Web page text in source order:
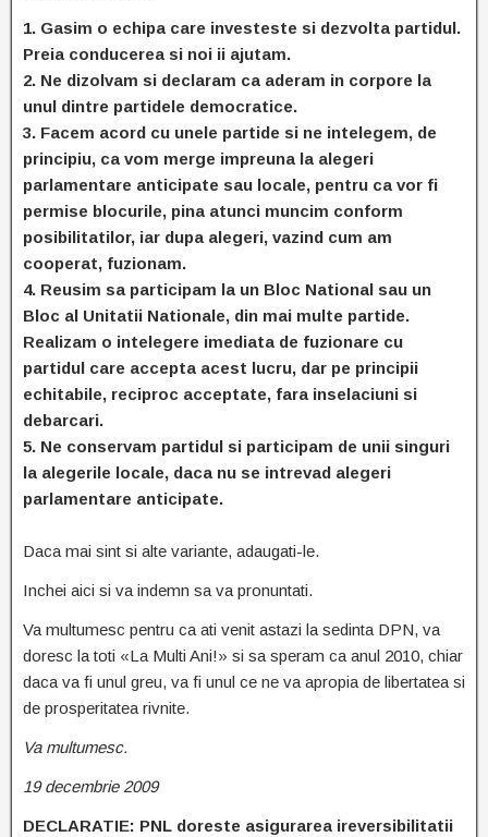
1. Gasim o echipa care investeste si dezvolta partidul.
Preia conducerea si noi ii ajutam.
2. Ne dizolvam si declaram ca aderam in corpore la
unul dintre partidele democratice.
3. Facem acord cu unele partide si ne intelegem, de
principiu, ca vom merge impreuna la alegeri
parlamentare anticipate sau locale, pentru ca vor fi
permise blocurile, pina atunci muncim conform
posibilitatilor, iar dupa alegeri, vazind cum am
cooperat, fuzionam.
4. Reusim sa participam la un Bloc National sau un
Bloc al Unitatii Nationale, din mai multe partide.
Realizam o intelegere imediata de fuzionare cu
partidul care accepta acest lucru, dar pe principii
echitabile, reciproc acceptate, fara inselaciuni si
debarcari.
5. Ne conservam partidul si participam de unii singuri
la alegerile locale, daca nu se intrevad alegeri
parlamentare anticipate.
Daca mai sint si alte variante, adaugati-le.
Inchei aici si va indemn sa va pronuntati.
Va multumesc pentru ca ati venit astazi la sedinta DPN, va
doresc la toti «La Multi Ani!» si sa speram ca anul 2010, chiar
daca va fi unul greu, va fi unul ce ne va apropia de libertatea si
de prosperitatea rivnite.
Va multumesc.
19 decembrie 2009
DECLARATIE: PNL doreste asigurarea ireversibilitatii